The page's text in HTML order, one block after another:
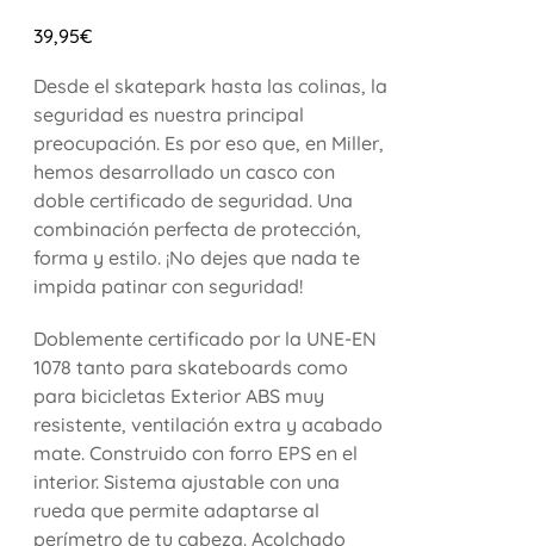
39,95€
Desde el skatepark hasta las colinas, la
seguridad es nuestra principal
preocupación. Es por eso que, en Miller,
hemos desarrollado un casco con
doble certificado de seguridad. Una
combinación perfecta de protección,
forma y estilo. ¡No dejes que nada te
impida patinar con seguridad!
Doblemente certificado por la UNE-EN
1078 tanto para skateboards como
para bicicletas Exterior ABS muy
resistente, ventilación extra y acabado
mate. Construido con forro EPS en el
interior. Sistema ajustable con una
rueda que permite adaptarse al
perímetro de tu cabeza. Acolchado